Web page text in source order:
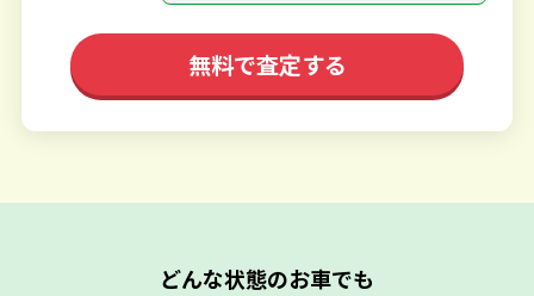
無料で査定する
どんな状態のお車でも